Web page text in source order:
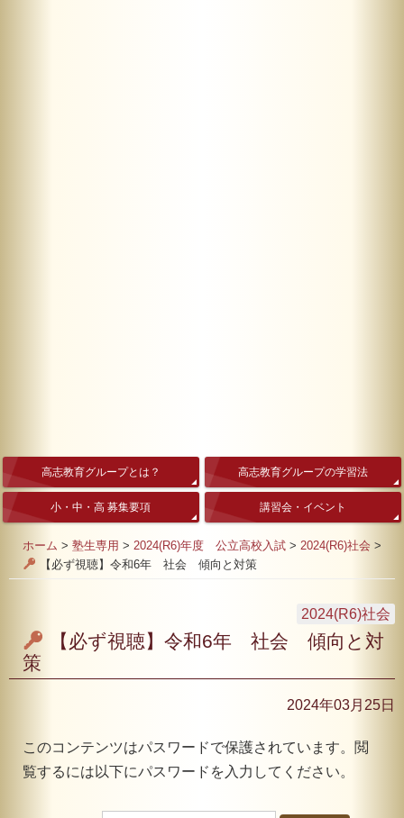
高志教育グループとは？ 高志教育グループの学習法
小・中・高 募集要項 講習会・イベント
ホーム > 塾生専用 > 2024(R6)年度 公立高校入試 > 2024(R6)社会 >
【必ず視聴】令和6年 社会 傾向と対策
2024(R6)社会
【必ず視聴】令和6年 社会 傾向と対
策
2024年03月25日
このコンテンツはパスワードで保護されています。閲
覧するには以下にパスワードを入力してください。